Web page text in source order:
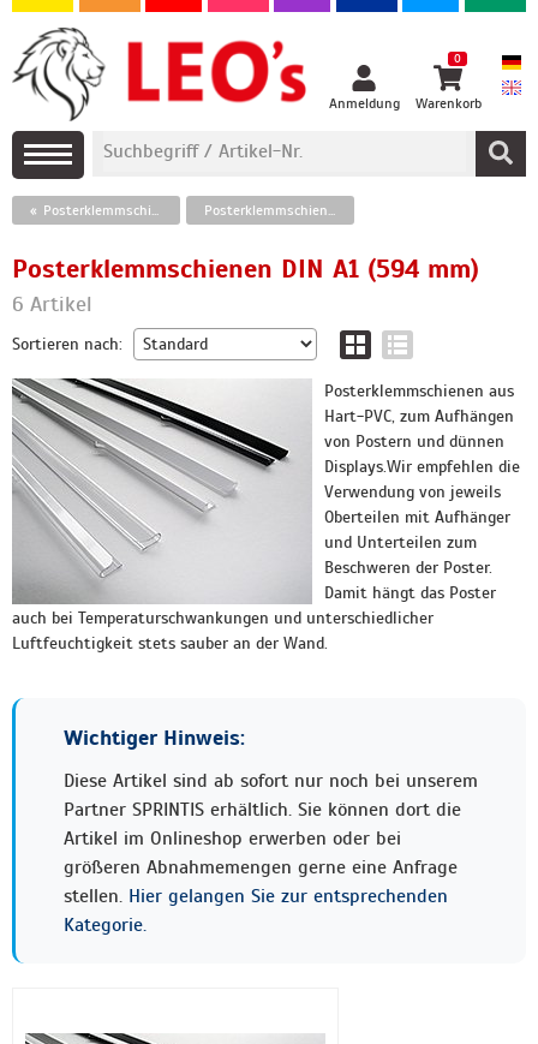
Anmeldung
0
Warenkorb
Posterklemmschienen Posterklemmschienen DIN A1 (594 mm)
Posterklemmschienen DIN A1 (594 mm)
6 Artikel
Sortieren nach:
Posterklemmschienen aus
Hart-PVC, zum Aufhängen
von Postern und dünnen
Displays.Wir empfehlen die
Verwendung von jeweils
Oberteilen mit Aufhänger
und Unterteilen zum
Beschweren der Poster.
Damit hängt das Poster
auch bei Temperaturschwankungen und unterschiedlicher
Luftfeuchtigkeit stets sauber an der Wand.
Wichtiger Hinweis:
Diese Artikel sind ab sofort nur noch bei unserem
Partner SPRINTIS erhältlich. Sie können dort die
Artikel im Onlineshop erwerben oder bei
größeren Abnahmemengen gerne eine Anfrage
stellen. Hier gelangen Sie zur entsprechenden
Kategorie.